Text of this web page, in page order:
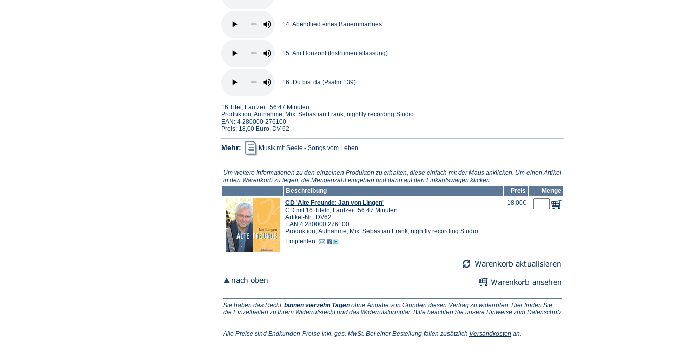
14. Abendlied eines Bauernmannes
15. Am Horizont (Instrumentalfassung)
16. Du bist da (Psalm 139)
16 Titel, Laufzeit: 56:47 Minuten
Produktion, Aufnahme, Mix: Sebastian Frank, nightfly recording Studio
EAN: 4 280000 276100
Preis: 18,00 Euro, DV 62
Mehr: Musik mit Seele - Songs vom Lebenin
einem
Tab)
Um weitere Informationen zu den einzelnen Produkten zu erhalten, diese einfach mit der Maus anklicken. Um einen Artikel
in den Warenkorb zu legen, die Mengenzahl eingeben und dann auf den Einkaufswagen klicken.
Beschreibung
Preis
Menge
CD 'Alte Freunde: Jan von Lingen'
CD mit 16 Titeln, Laufzeit: 56:47 Minuten
Artikel-Nr.: DV62
EAN 4 280000 276100
Produktion, Aufnahme, Mix: Sebastian Frank, nightfly recording Studio
Empfehlen:
18,00€
Sie haben das Recht, binnen vierzehn Tagen ohne Angabe von Gründen diesen Vertrag zu widerrufen. Hier finden Sie
die Einzelheiten zu Ihrem Widerrufsrecht(Öffnet
neuen
und das Widerrufsformular(Öffnet
neuen
. Bitte beachten Sie unsere Hinweise zum Datenschutz
einem
.
Alle Preise sind Endkunden-Preise inkl. ges. MwSt. Bei einer Bestellung fallen zusätzlich Versandkosten (Öffnet
an.